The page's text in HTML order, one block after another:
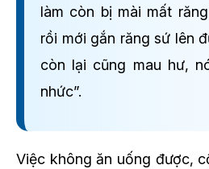
làm còn bị mài mất
rồi mới gắn răng sứ lên
còn lại cũng mau hư,
nhức”.
Việc không ăn uống được,